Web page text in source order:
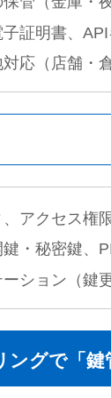
証明書、
応（店舗・
アクセス権
・秘密鍵、
ション（鍵
ングで「鍵